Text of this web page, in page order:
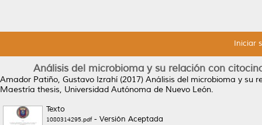
Iniciar
Análisis del microbioma y su relación con
Amador Patiño, Gustavo Izrahí (2017) Análisis del microbioma y su
Maestría thesis, Universidad Autónoma de Nuevo León.
Texto
1080314295.pdf- Versión Aceptada